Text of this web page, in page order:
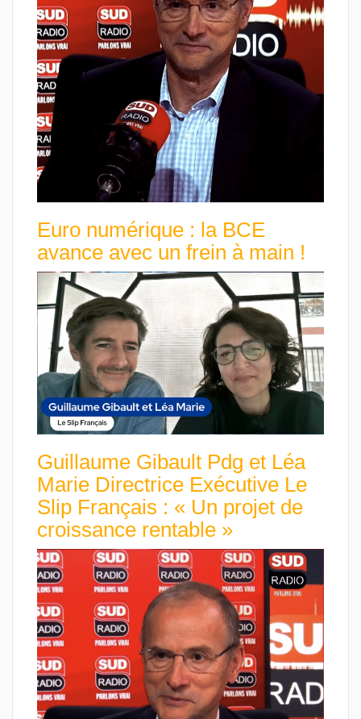
Euro numérique : la BCE
avance avec un frein à main !
Guillaume Gibault Pdg et Léa
Marie Directrice Exécutive Le
Slip Français : « Un projet de
croissance rentable »